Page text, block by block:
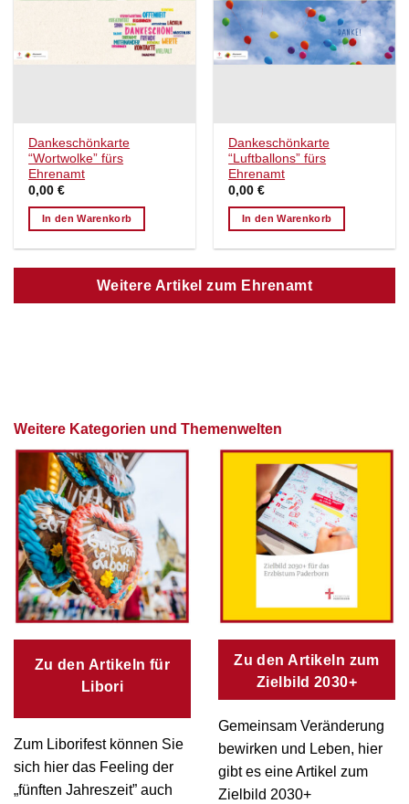
Dankeschönkarte
“Wortwolke” fürs
Ehrenamt
0,00€
In den Warenkorb
Dankeschönkarte
“Luftballons” fürs
Ehrenamt
0,00€
In den Warenkorb
Weitere Artikel zum Ehrenamt
Weitere Kategorien und Themenwelten
Zu den Artikeln für
Libori
Zum Liborifest können Sie
sich hier das Feeling der
„fünften Jahreszeit” auch
Zu den Artikeln zum
Zielbild 2030+
Gemeinsam Veränderung
bewirken und Leben, hier
gibt es eine Artikel zum
Zielbild 2030+